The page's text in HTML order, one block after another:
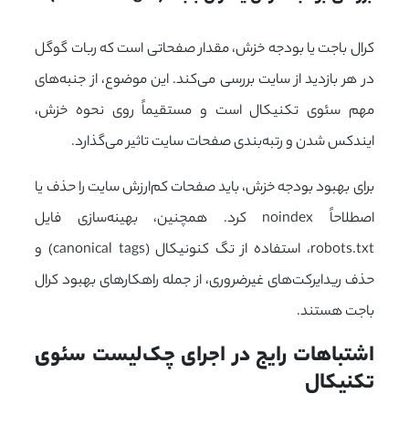
کرال باجت یا بودجه خزش، مقدار صفحاتی است که ربات گوگل
در هر بازدید از سایت بررسی می‌کند. این موضوع، از جنبه‌های
مهم سئوی تکنیکال است و مستقیماً روی نحوه خزش،
ایندکس شدن و رتبه‌بندی صفحات سایت تاثیر می‌گذارد.
برای بهبود بودجه خزش، باید صفحات کم‌ارزش سایت را حذف یا
اصطلاحاً noindex کرد. همچنین، بهینه‌سازی فایل
robots.txt، استفاده از تگ کنونیکال (canonical tags) و
حذف ریدایرکت‌های غیرضروری، از جمله راهکارهای بهبود کرال
باجت هستند.
تکنیکال